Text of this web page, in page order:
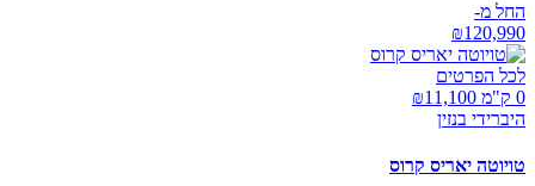
החל מ-
₪120,990
לכל הפרטים
0 ק"מ ₪
11,100
היברידי בנזין
טויוטה יאריס קרוס